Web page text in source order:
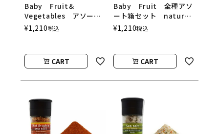
Baby Fruit＆
Vegetables アソート
ボックス natura
nuova（ベビーフルーツ
ヌオヴァ）
¥1,210税込
CART
Baby Fruit 全種アソ
ート箱セット natura
nuova（ベビーフルーツ
／ナチュラヌオヴァ）
¥1,210税込
CART